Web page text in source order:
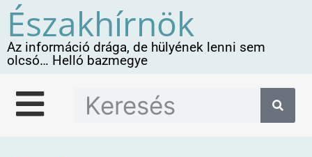
Északhírnök
Az információ drága, de hülyének lenni sem
olcsó… Helló bazmegye